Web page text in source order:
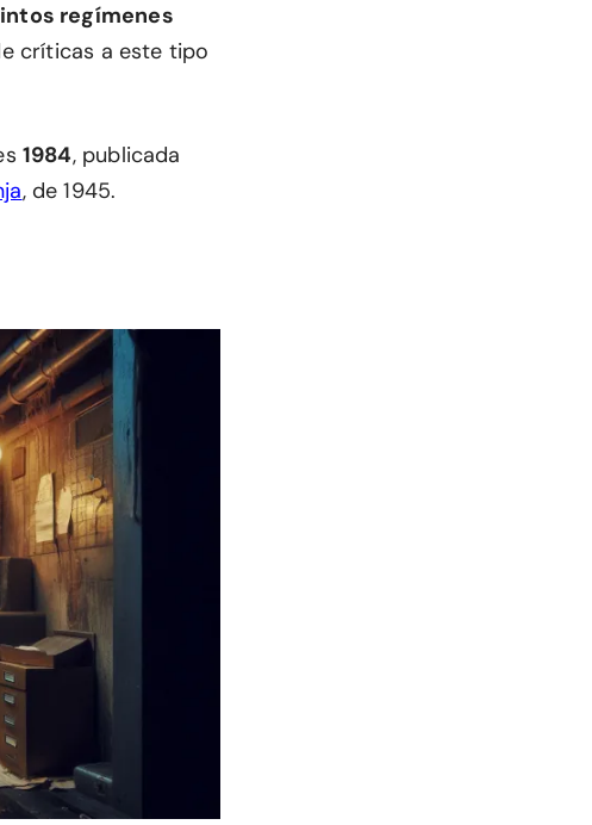
regímenes
críticas a este tipo
1984, publicada
, de 1945.